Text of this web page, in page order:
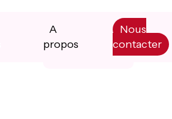
A
propos
Nous
contacter